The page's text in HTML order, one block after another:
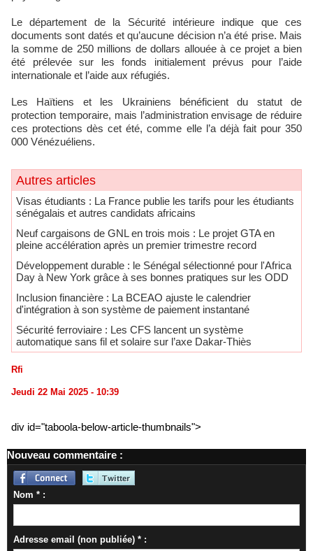
Le département de la Sécurité intérieure indique que ces
documents sont datés et qu’aucune décision n’a été prise. Mais
la somme de 250 millions de dollars allouée à ce projet a bien
été prélevée sur les fonds initialement prévus pour l’aide
internationale et l’aide aux réfugiés.
Les Haïtiens et les Ukrainiens bénéficient du statut de
protection temporaire, mais l’administration envisage de réduire
ces protections dès cet été, comme elle l’a déjà fait pour 350
000 Vénézuéliens.
Autres articles
​Visas étudiants : La France publie les tarifs pour les étudiants
sénégalais et autres candidats africains
Neuf cargaisons de GNL en trois mois : Le projet GTA en
pleine accélération après un premier trimestre record
Développement durable : le Sénégal sélectionné pour l'Africa
Day à New York grâce à ses bonnes pratiques sur les ODD
​Inclusion financière : La BCEAO ajuste le calendrier
d'intégration à son système de paiement instantané
Sécurité ferroviaire : Les CFS lancent un système
automatique sans fil et solaire sur l’axe Dakar-Thiès
Rfi
Jeudi 22 Mai 2025 - 10:39
div id="taboola-below-article-thumbnails">
Nouveau commentaire :
Nom * :
Adresse email (non publiée) * :